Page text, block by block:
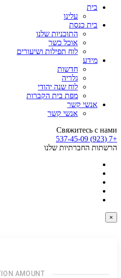
בית
עלינו
בית כנסת
התוכניות שלנו
אוכל כשר
לוח תפילות ושיעורים
מידע
חדשות
גלריה
לוח שנה יהודי
מפת בית הקברות
אנשי קשר
אנשי קשר
Свяжитесь с нами
+7 (923) 537-45-09
הרשתות החברתיות שלנו
×
AMOUNT